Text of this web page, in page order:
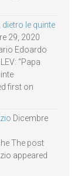
dietro le quinte
29, 2020
Edoardo
“Papa
first on
Dicembre
The post
appeared